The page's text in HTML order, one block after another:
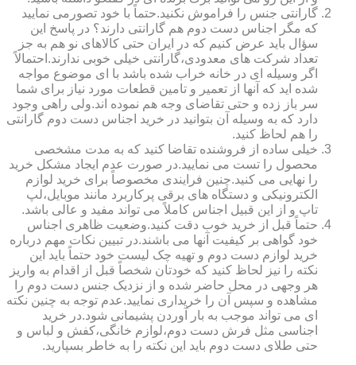
گارانتی جنس را فراموش نکنید.حتماً با خود تصورمی نمایید
که مگر اجناس دست دوم هم گارانتی دارند؟ در پاسخ این
سؤال باید عرض کنیم که در ایران حتی کالاهای نو هم به جز
تعداد شرکت های معدودی،گارانتی خیلی خوبی ندارند.احتمالاً
اگر وسیله ای در خانه خراب شده باشد با ای موضوع مواجه
شده اید که آنها از تعمیر و تامین قطعات مورد نیاز برای شما
سر باز زده و حتی تقاضای وجه هم نموده اند.ولی راهی وجود
دارد که به وسیله آن بتوانید در خرید اجناس دست دوم گارانتی
را هم لحاظ کنید.
خیلی ساده از فروشنده تقاضا کنید که به مدت مشخصی
محصول را تست می نمایید.در صورت عدم ایجاد مشکل خرید
را نهایی می کنید.چنین فرایندی مخصوصاً برای خرید لوازم
الکترونیکی و دستگاه های برقی پرکاربرد مانند موبایل،لپ
تاپ و از این قبیل اجناس کاملاً می تواند مفید و عالی باشد.
حتماً قبل از خرید خوب دقت کنید.وضعیت ظاهری اجناس
خود گواهی بر کیفیت آنها می باشند.در تبیین نکات مهم درباره
خرید لوازم دست دوم و تهیه چک لیست خود حتماً باید این
نکته را نیز لحاظ کنید که خودتان شخصاً قبل از اقدام به واریز
هر وجهی در محل حاضر شده و از نزدیک جنس دست دوم را
مشاهده و سپس آن را خریداری نمایید.عدم توجه به چنین نکته
ای می تواند موجب به بار آوردن پشیمانی شود.در خرید
اجناسی مثل فرش دست دوم،لوازم خانگی،کفش و لباس و
حتی طلای دست دوم باید این نکته را به خاطر بسپارید.